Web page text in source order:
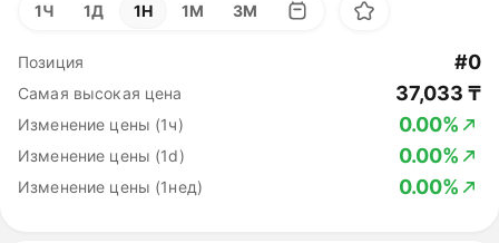
1Ч 1Д 1Н 1М 3М
Позиция #0
Самая высокая цена 37,033 ₸
Изменение цены (1ч) 0.00%
Изменение цены (1d) 0.00%
Изменение цены (1нед) 0.00%